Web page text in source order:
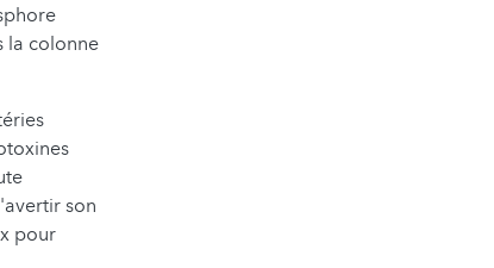
la colonne
son
pour